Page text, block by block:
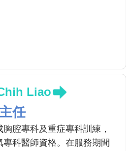
Liao
任
腔專科及重症專科訓練，
專科醫師資格。在服務期間